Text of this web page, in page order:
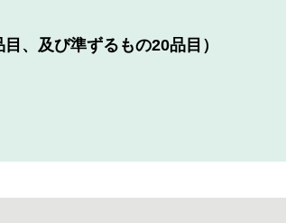
、及び準ずるもの20品目）